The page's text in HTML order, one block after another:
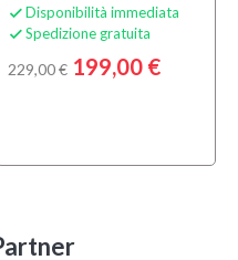
 Disponibilità immediata
 Spedizione gratuita
229,00 € 199,00 €